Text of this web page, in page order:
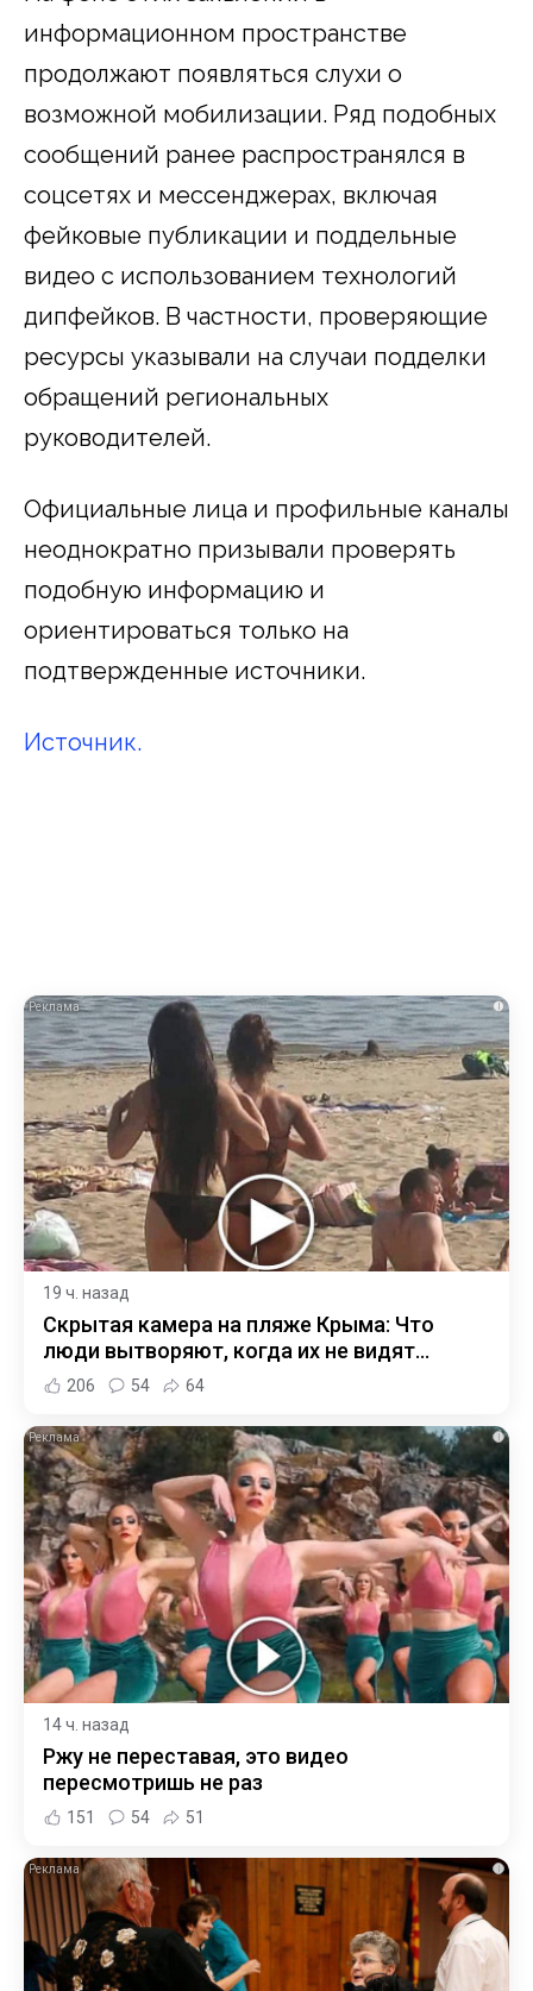
информационном пространстве
продолжают появляться слухи о
возможной мобилизации. Ряд подобных
сообщений ранее распространялся в
соцсетях и мессенджерах, включая
фейковые публикации и поддельные
видео с использованием технологий
дипфейков. В частности, проверяющие
ресурсы указывали на случаи подделки
обращений региональных
руководителей.
Официальные лица и профильные каналы
неоднократно призывали проверять
подобную информацию и
ориентироваться только на
подтвержденные источники.
Источник.
i
19 ч. назад
Скрытая камера на пляже Крыма: Что
люди вытворяют, когда их не видят...
206 54 64
i
14 ч. назад
Ржу не переставая, это видео
пересмотришь не раз
151 54 51
i